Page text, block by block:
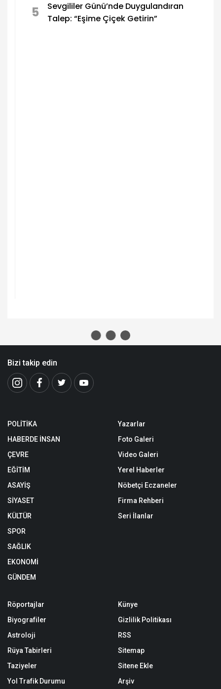
5
Sevgililer Günü’nde Duygulandıran
Talep: “Eşime Çiçek Getirin”
EKONOMİ
Ertelenmesini İstedi
Ağbaba KOSGEB Deprem Kredileri
20 Şubat, 2026, Cuma 23:02
Ort.
okuma süresi
CHP Malatya Milletvekili Veli Ağbaba,
deprem bölgesinde hayatın normale
işyerine geçemediğini hatırlatarak Mart
ayında başlayacak olan KOSGEB deprem
kredilerinin ödemelerinin ertelenmesini
istedi.
C
HP Malatya Milletvekili Veli Ağbaba, deprem